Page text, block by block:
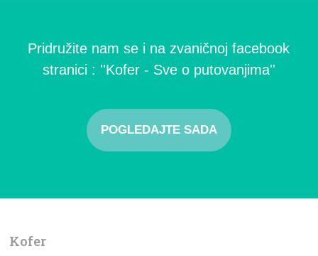
Pridružite nam se i na zvaničnoj facebook
stranici : ''Kofer - Sve o putovanjima''
POGLEDAJTE SADA
Kofer